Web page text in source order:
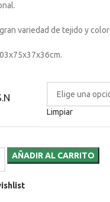
variedad de tejido y
Limpiar
AÑADIR AL CARRITO